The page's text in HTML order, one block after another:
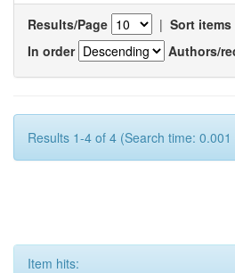
Results/Page | Sort items
In order
Authors/
Results 1-4 of 4 (Search time:
Item hits: